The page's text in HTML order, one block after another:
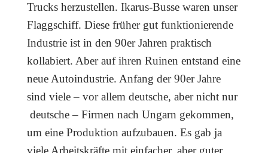
Trucks herzustellen. Ikarus-Busse waren unser
Flaggschiff. Diese früher gut funktionierende
Industrie ist in den 90er Jahren praktisch
kollabiert. Aber auf ihren Ruinen entstand eine
neue Autoindustrie. Anfang der 90er Jahre
sind viele – vor allem deutsche, aber nicht nur
deutsche – Firmen nach Ungarn gekommen,
um eine Produktion aufzubauen. Es gab ja
viele Arbeitskräfte mit einfacher, aber guter